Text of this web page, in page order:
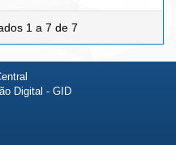
1 a 7 de 7
Digital - GID